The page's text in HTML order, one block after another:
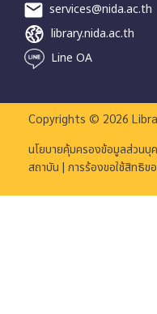
services@nida.ac.th
library.nida.ac.th
Line OA
Copyrights © 2026
นโยบายคุ้มครองข้อมูลส่วนบุ
สถาบัน | การร้องขอใช้สิทธิข